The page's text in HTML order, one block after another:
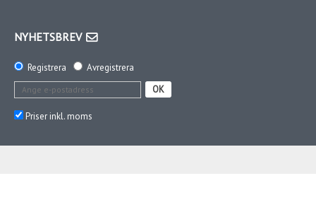
NYHETSBREV
Registrera
Avregistrera
OK
Priser inkl. moms